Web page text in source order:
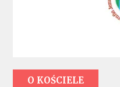
O KOŚCIELE